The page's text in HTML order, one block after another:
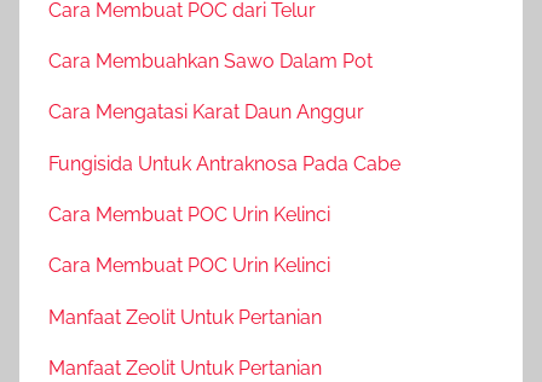
Cara Membuat POC dari Telur
Cara Membuahkan Sawo Dalam Pot
Cara Mengatasi Karat Daun Anggur
Fungisida Untuk Antraknosa Pada Cabe
Cara Membuat POC Urin Kelinci
Cara Membuat POC Urin Kelinci
Manfaat Zeolit Untuk Pertanian
Manfaat Zeolit Untuk Pertanian